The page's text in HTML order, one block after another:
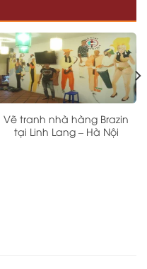
Vẽ tranh nhà hàng Brazin
tại Linh Lang – Hà Nội